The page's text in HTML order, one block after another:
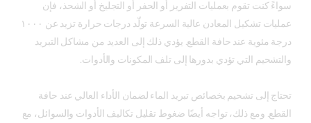
سواءً كنت تقوم بعمليات التفريز أو الحفر أو التجليخ أو الشحذ، فإن
عمليات تشكيل المعادن عالية السرعة تولّد درجات حرارة تزيد عن ١٠٠٠
درجة مئوية عند حافة القطع. يؤدي ذلك إلى العديد من مشاكل التبريد
والتشحيم التي تؤدي بدورها إلى تلف المكونات والأدوات.
تحتاج إلى تشحيم بخصائص تبريد الماء لضمان الأداء العالي عند حافة
القطع. ومع ذلك، تواجه أيضًا ضغوط تقليل تكاليف الأدوات والسوائل، مع